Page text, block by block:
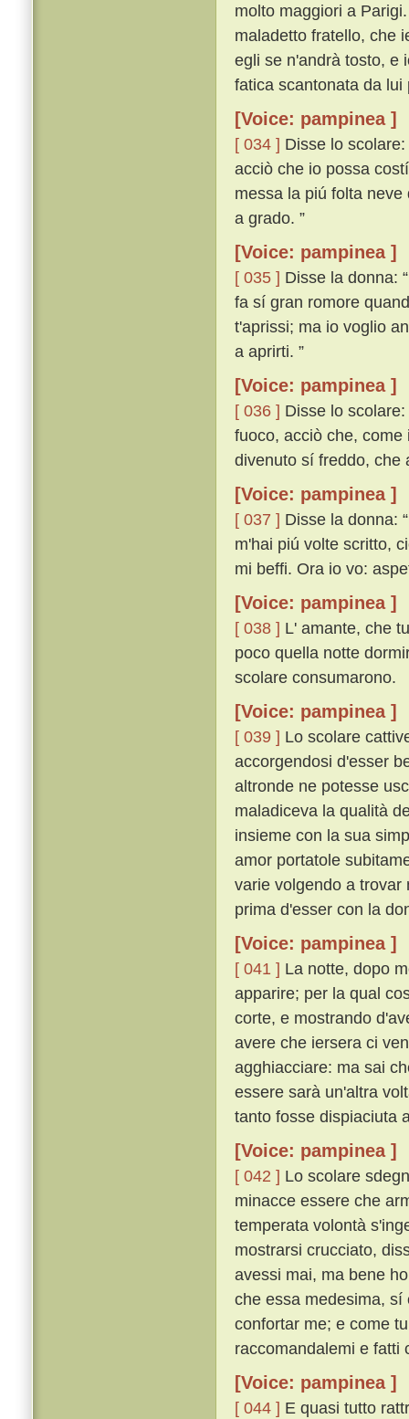
molto maggiori a
maladetto fratello, che
egli se n'andrà tosto, e
fatica scantonata da lui
[Voice: pampinea ]
[ 034 ] Disse lo
acciò che io possa
messa la piú folta
a grado. ”
[Voice: pampinea ]
[ 035 ] Disse la donna:
fa sí gran romore
t'aprissi; ma io voglio
a aprirti. ”
[Voice: pampinea ]
[ 036 ] Disse lo
fuoco, acciò che,
divenuto sí freddo, che
[Voice: pampinea ]
[ 037 ] Disse la donna:
m'hai piú volte scritto,
mi beffi. Ora io vo:
[Voice: pampinea ]
[ 038 ] L' amante, che
poco quella notte
scolare consumarono.
[Voice: pampinea ]
[ 039 ] Lo scolare
accorgendosi d'esser
altronde ne potesse
maladiceva la qualità
insieme con la sua
amor portatole
varie volgendo a trovar
prima d'esser con la
[Voice: pampinea ]
[ 041 ] La notte, dopo
apparire; per la qual
corte, e mostrando
avere che iersera ci
agghiacciare: ma sai
essere sarà un'altra
tanto fosse dispiaciuta
[Voice: pampinea ]
[ 042 ] Lo scolare
minacce essere che
temperata volontà
mostrarsi crucciato,
avessi mai, ma bene
che essa medesima,
confortar me; e come
raccomandalemi e fatti
[Voice: pampinea ]
[ 044 ] E quasi tutto